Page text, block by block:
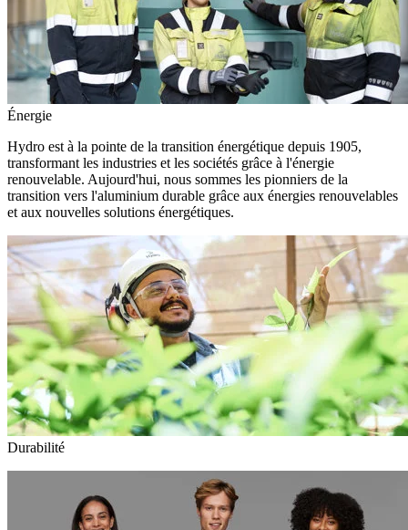
Énergie
Hydro est à la pointe de la transition énergétique depuis 1905,
transformant les industries et les sociétés grâce à l'énergie
renouvelable. Aujourd'hui, nous sommes les pionniers de la
transition vers l'aluminium durable grâce aux énergies renouvelables
et aux nouvelles solutions énergétiques.
Durabilité